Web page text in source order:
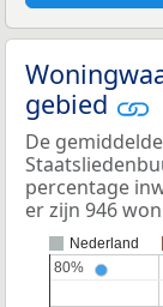
gebied
De
percentage
er zijn 946
Nederland
80%
80%